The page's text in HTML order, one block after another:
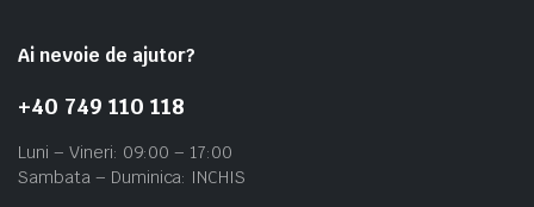
Ai nevoie de ajutor?
+40 749 110 118
Luni – Vineri: 09:00 – 17:00
Sambata – Duminica: INCHIS